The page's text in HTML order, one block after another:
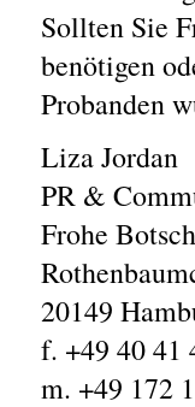
Sollten Sie
benötigen
Probanden
Liza Jordan
PR &
Frohe
20149
f. +49 40 41
m. +49 172